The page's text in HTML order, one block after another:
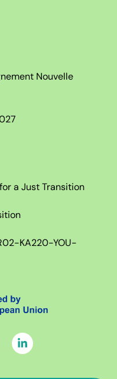
Nouvelle
a Just Transition
KA220-YOU-